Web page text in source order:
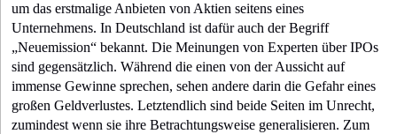
um das erstmalige Anbieten von Aktien seitens eines
Unternehmens. In Deutschland ist dafür auch der Begriff
„Neuemission“ bekannt. Die Meinungen von Experten über IPOs
sind gegensätzlich. Während die einen von der Aussicht auf
immense Gewinne sprechen, sehen andere darin die Gefahr eines
großen Geldverlustes. Letztendlich sind beide Seiten im Unrecht,
zumindest wenn sie ihre Betrachtungsweise generalisieren. Zum